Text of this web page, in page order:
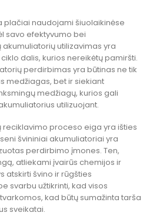
plačiai naudojami šiuolaikinėse
savo efektyvumo bei
utilizavimas yra
dalis, kurios nereikėtų pamiršti.
perdirbimas yra būtinas ne tik
medžiagas, bet ir siekiant
medžiagų, kurios gali
utilizuojant.
proceso eiga yra išties
švininiai akumuliatoriai yra
perdirbimo įmones. Ten,
atliekami įvairūs chemijos ir
atskirti švino ir rūgšties
svarbu užtikrinti, kad visos
kad būtų sumažinta tarša
sveikatai.